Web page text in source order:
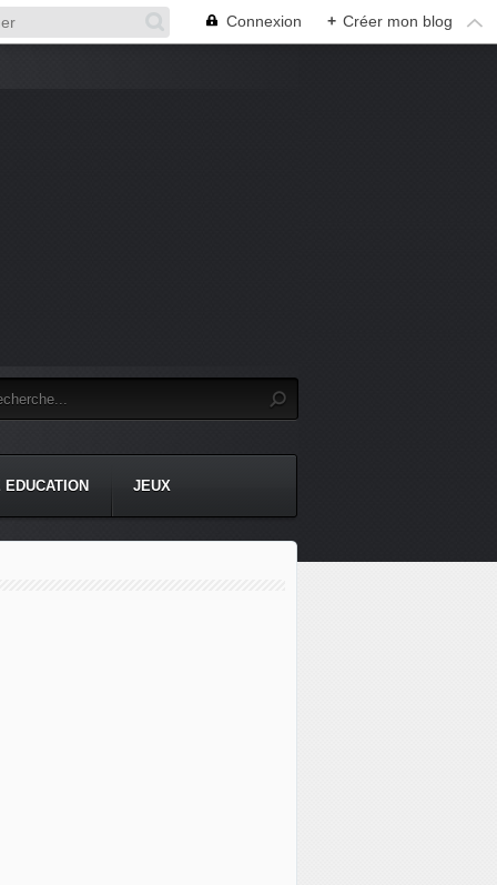
Connexion + Créer mon blog
JEUX